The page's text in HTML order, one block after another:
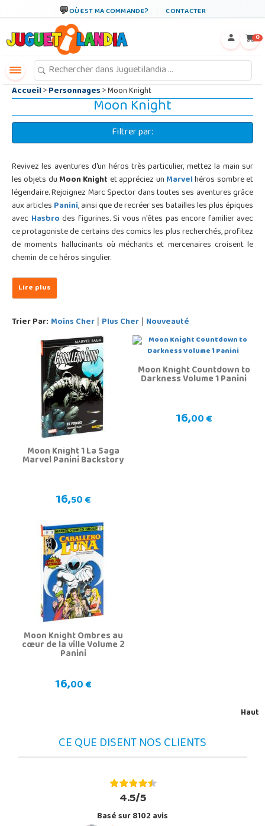
OÙ EST MA COMMANDE? CONTACTER
0
Accueil>Personnages> Moon Knight
Moon Knight
Filtrer par:
Revivez les aventures d'un héros très particulier, mettez la main sur
les objets duMoon Knightet appréciez unMarvelhéros sombre et
légendaire. Rejoignez Marc Spector dans toutes ses aventures grâce
aux articlesPanini, ainsi que de recréer ses batailles les plus épiques
avec Hasbrodes figurines. Si vous n'êtes pas encore familier avec
ce protagoniste de certains des comics les plus recherchés, profitez
de moments hallucinants où méchants et mercenaires croisent le
chemin de ce héros singulier.
Trier Par: Moins Cher | Plus Cher | Nouveauté
Moon Knight 1 La Saga
Marvel Panini Backstory
16,50 €
Moon Knight Countdown to
Darkness Volume 1 Panini
16,00 €
Moon Knight Ombres au
cœur de la ville Volume 2
Panini
16,00 €
Haut
CE QUE DISENT NOS CLIENTS
4.5/5
Basé sur 8102 avis